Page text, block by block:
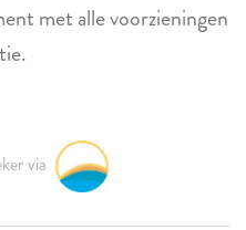
met alle voorzieningen
via